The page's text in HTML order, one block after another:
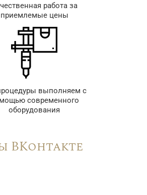
работа за
приемлемые цены
выполняем с
современного
оборудования
ВКонтакте